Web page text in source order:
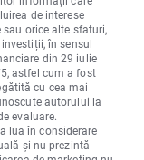
de interese
orice alte sfaturi,
în sensul
din 29 iulie
astfel cum a fost
cu cea mai
autorului la
evaluare.
lua în considerare
și nu prezintă